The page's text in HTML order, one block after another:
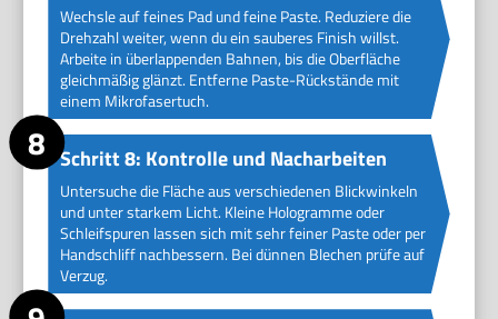
Wechsle auf feines Pad und feine Paste. Reduziere die
Drehzahl weiter, wenn du ein sauberes Finish willst.
Arbeite in überlappenden Bahnen, bis die Oberfläche
gleichmäßig glänzt. Entferne Paste-Rückstände mit
einem Mikrofasertuch.
Schritt 8: Kontrolle und Nacharbeiten
Untersuche die Fläche aus verschiedenen Blickwinkeln
und unter starkem Licht. Kleine Hologramme oder
Schleifspuren lassen sich mit sehr feiner Paste oder per
Handschliff nachbessern. Bei dünnen Blechen prüfe auf
Verzug.